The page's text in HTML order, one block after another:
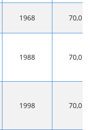
1968 70,0
1988 70,0
1998 70,0